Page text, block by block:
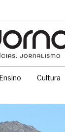
Ensino Cultura